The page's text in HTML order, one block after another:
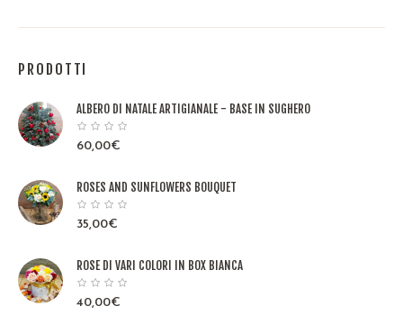
PRODOTTI
ALBERO DI NATALE ARTIGIANALE - BASE IN SUGHERO
60,00€
ROSES AND SUNFLOWERS BOUQUET
35,00€
ROSE DI VARI COLORI IN BOX BIANCA
40,00€